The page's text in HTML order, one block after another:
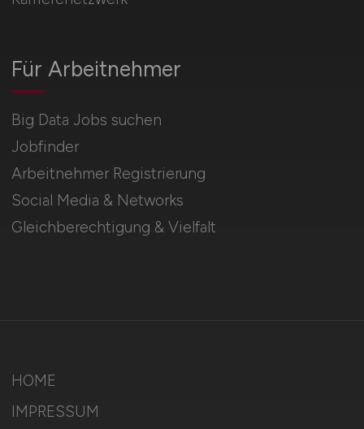
Für Arbeitnehmer
Big Data Jobs suchen
Jobfinder
Arbeitnehmer Registrierung
Social Media & Networks
Gleichberechtigung & Vielfalt
HOME
IMPRESSUM